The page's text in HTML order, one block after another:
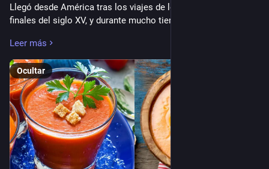
Llegó desde América tras los viajes de los españoles a
finales del siglo XV, y durante mucho tiempo se miró con
Hubo quien pensó que era venenoso porque pertenecía a la
misma familia que algunas plantas tóxicas.
Así que si viajáramos a la Andalucía medieval y pidiéramos
un gazpacho, nos servirían algo muy diferente. El llamado
"gazpacho primitivo" era una mezcla humilde de pan duro, ajo,
aceite de oliva, agua y vinagre. Nada más.
Su origen exacto sigue siendo motivo de debate.
Algunos historiadores creen que deriva de mezclas similares
Leer más
Ocultar